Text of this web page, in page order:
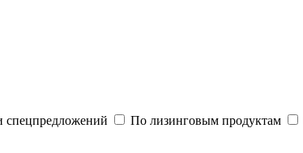
спецпредложений По лизинговым продуктам